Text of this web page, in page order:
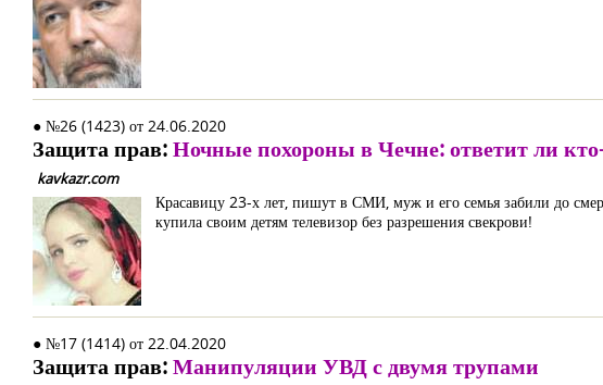
● №26 (1423) от 24.06.2020
Защита прав:Ночные похороны в Чечне: ответит ли
kavkazr.com
Красавицу 23-х лет, пишут в СМИ, муж и его семья забили до
купила своим детям телевизор без разрешения свекрови!
● №17 (1414) от 22.04.2020
Защита прав:Манипуляции УВД с двумя трупами